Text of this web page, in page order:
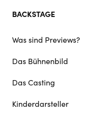
BACKSTAGE
Was sind Previews?
Das Bühnenbild
Das Casting
Kinderdarsteller